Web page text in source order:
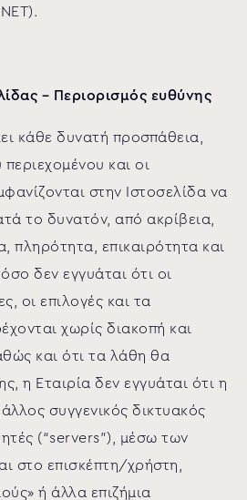
– Περιορισμός ευθύνης
κάθε δυνατή προσπάθεια,
και οι
στην Ιστοσελίδα να
το δυνατόν, από ακρίβεια,
πληρότητα, επικαιρότητα και
δεν εγγυάται ότι οι
οι επιλογές και τα
χωρίς διακοπή και
και ότι τα λάθη θα
η Εταιρία δεν εγγυάται ότι η
συγγενικός δικτυακός
(“servers”), μέσω των
στο επισκέπτη/χρήστη,
ή άλλα επιζήμια